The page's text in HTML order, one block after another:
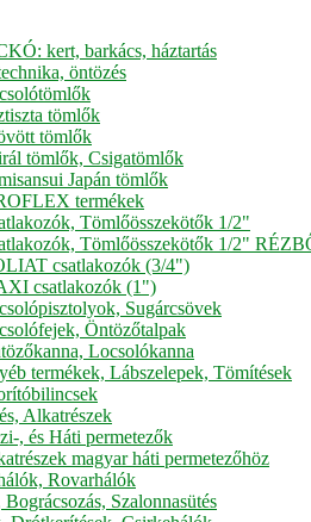
kert, barkács, háztartás
öntözés
tömlők
tömlők
tömlők, Csigatömlők
Japán tömlők
termékek
Tömlőösszekötők 1/2"
Tömlőösszekötők 1/2"
csatlakozók (3/4")
csatlakozók (1")
Sugárcsövek
Öntözőtalpak
Locsolókanna
termékek, Lábszelepek, Tömítések
Alkatrészek
, és Háti permetezők
magyar háti permetezőhöz
Rovarhálók
Szalonnasütés